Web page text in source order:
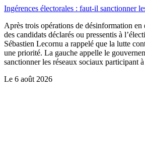
Ingérences électorales : faut-il sanctionner
Après trois opérations de désinformation
des candidats déclarés ou pressentis à
Sébastien Lecornu a rappelé que la lutte
une priorité. La gauche appelle le
sanctionner les réseaux sociaux participant
Le 6 août 2026